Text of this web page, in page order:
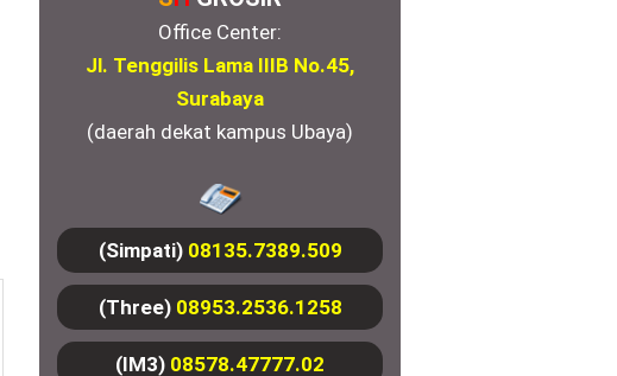
Office Center:
Jl. Tenggilis Lama IIIB No.45,
Surabaya
(daerah dekat kampus Ubaya)
(Simpati) 08135.7389.509
(Three) 08953.2536.1258
(IM3) 08578.47777.02